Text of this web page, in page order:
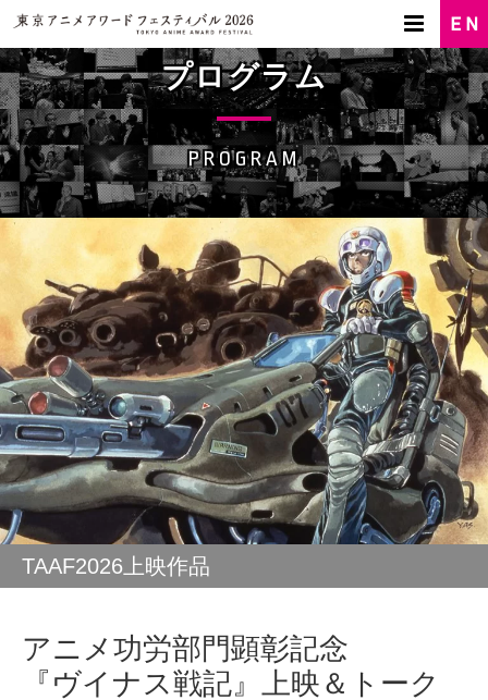
プログラム
PROGRAM
TAAF2026上映作品
アニメ功労部門顕彰記念
『ヴイナス戦記』上映＆トーク